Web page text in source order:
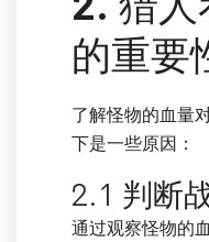
的重要
了解怪物的血量
下是一些原因：
2.1 判断
通过观察怪物的